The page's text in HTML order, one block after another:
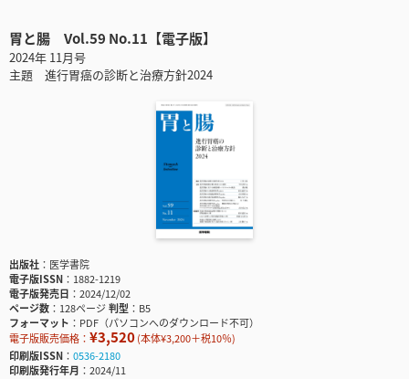
胃と腸 Vol.59 No.11【電子版】
2024年 11月号
主題 進行胃癌の診断と治療方針2024
出版社
医学書院
電子版ISSN
1882-1219
電子版発売日
2024/12/02
ページ数
128ページ判型
B5
フォーマット
PDF（パソコンへのダウンロード不可）
電子版販売価格： ¥3,520(本体¥3,200＋税10％)
印刷版ISSN
0536-2180
印刷版発行年月
2024/11